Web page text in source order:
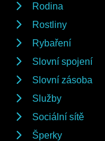
Rodina
Rostliny
Rybaření
Slovní spojení
Slovní zásoba
Služby
Sociální sítě
Šperky